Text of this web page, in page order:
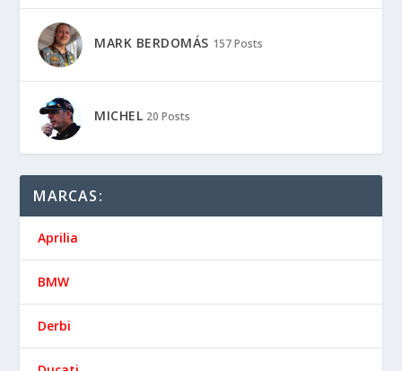
MARK BERDOMÁS 157 Posts
MICHEL 20 Posts
MARCAS:
Aprilia
BMW
Derbi